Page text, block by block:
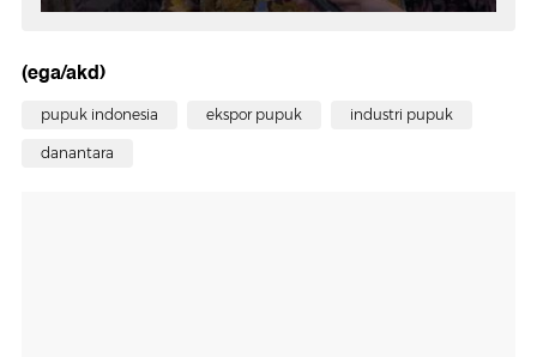
(ega/akd)
pupuk indonesia ekspor pupuk industri pupuk
danantara